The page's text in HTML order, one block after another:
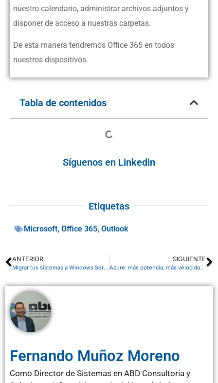
nuestro calendario, administrar archivos adjuntos y
disponer de acceso a nuestras carpetas.
De esta manera tendremos Office 365 en todos
nuestros dispositivos.
Tabla de contenidos
Síguenos en Linkedin
Etiquetas
Microsoft, Office 365, Outlook
ANTERIOR
Migrar tus sistemas a Windows Server 2012 R2
SIGUIENTE
Azure: más potencia, más velocidad y más posibilidades.
Fernando Muñoz Moreno
Como Director de Sistemas en ABD Consultoría y